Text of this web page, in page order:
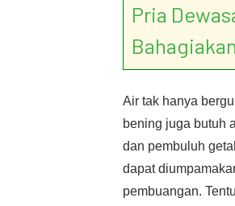
Pria
Air tak hanya
bening juga butuh
dan pembuluh
dapat
pembuangan.